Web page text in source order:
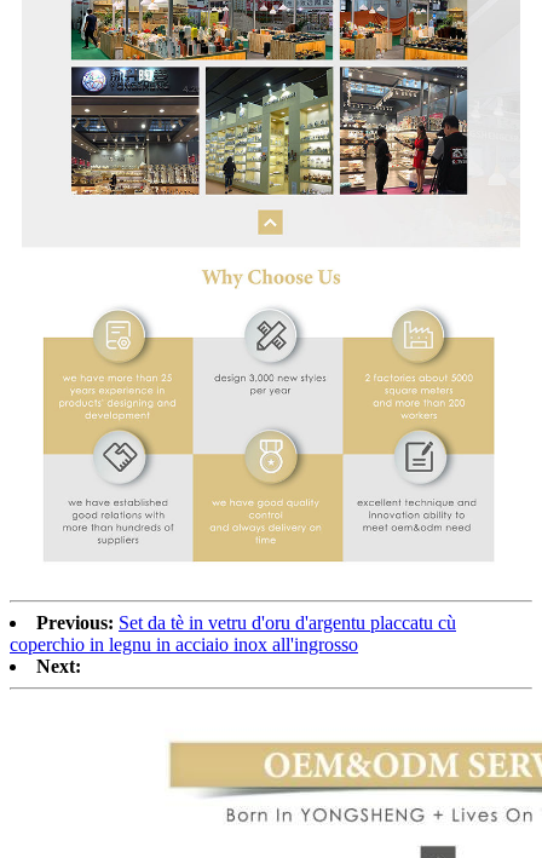
Previous: Set da tè in vetru d'oru d'argentu placcatu cù
coperchio in legnu in acciaio inox all'ingrosso
Next: